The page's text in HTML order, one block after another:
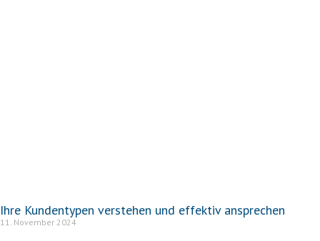
Ihre Kundentypen verstehen und effektiv ansprechen
11. November 2024